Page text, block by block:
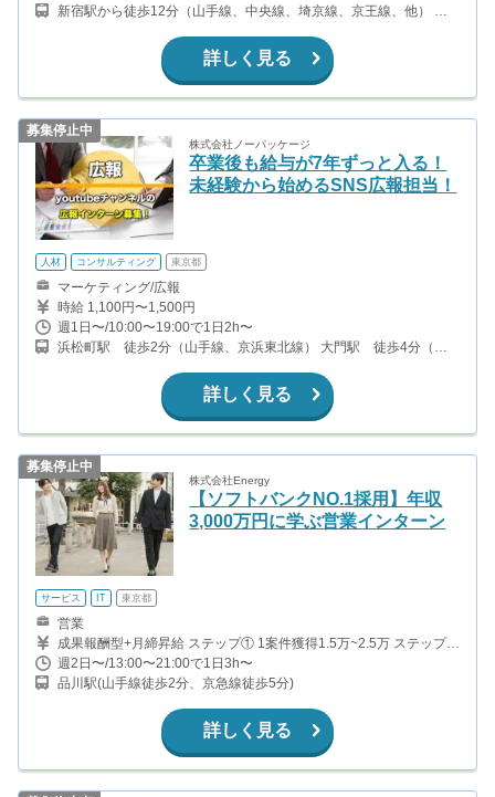
新宿駅から徒歩12分（山手線、中央線、埼京線、京王線、他） 新
から徒歩12分（西武新宿線）
詳しく見る
募集停止中
株式会社ノーパッケージ
卒業後も給与が7年ずっと入る！
未経験から始めるSNS広報担当！
人材 コンサルティング 東京都
マーケティング/広報
時給 1,100円〜1,500円
週1日〜/10:00〜19:00で1日2h〜
浜松町駅 徒歩2分（山手線、京浜東北線） 大門駅 徒歩4分（大
詳しく見る
募集停止中
株式会社Energy
【ソフトバンクNO.1採用】年収
3,000万円に学ぶ営業インターン
サービス IT 東京都
営業
成果報酬型+月締昇給 ステップ① 1案件獲得1.5万~2.5万 ステップ②
1案件獲得0.5万+成約5万 ステップ③ 1案件獲得2万
週2日〜/13:00〜21:00で1日3h〜
品川駅(山手線徒歩2分、京急線徒歩5分)
詳しく見る